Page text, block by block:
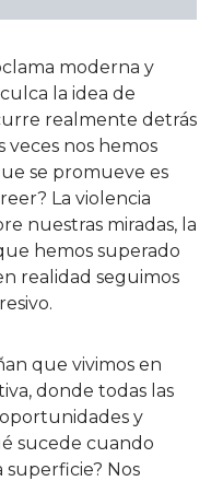
moderna y
la idea de
realmente detrás
veces nos hemos
se promueve es
La violencia
nuestras miradas, la
hemos superado
realidad seguimos
que vivimos en
donde todas las
y
sucede cuando
superficie? Nos